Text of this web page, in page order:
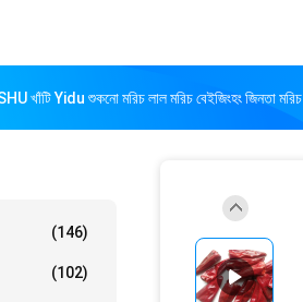
খাঁটি Yidu শুকনো মরিচ লাল মরিচ বেইজিংহং জিনতা মরিচ
(146)
(102)